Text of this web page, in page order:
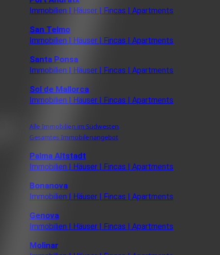
Immobilien | Häuser | Fincas | Apartments
San Telmo
Immobilien | Häuser | Fincas | Apartments
Santa Ponsa
Immobilien | Häuser | Fincas | Apartments
Sol de Mallorca
Immobilien | Häuser | Fincas | Apartments
Alle Immobilien im Südwesten
Gesamtes Immobilenangebot
Palma Altstadt
Immobilien | Häuser | Fincas | Apartments
Bonanova
Immobilien | Häuser | Fincas | Apartments
Genova
Immobilien | Häuser | Fincas | Apartments
Molinar